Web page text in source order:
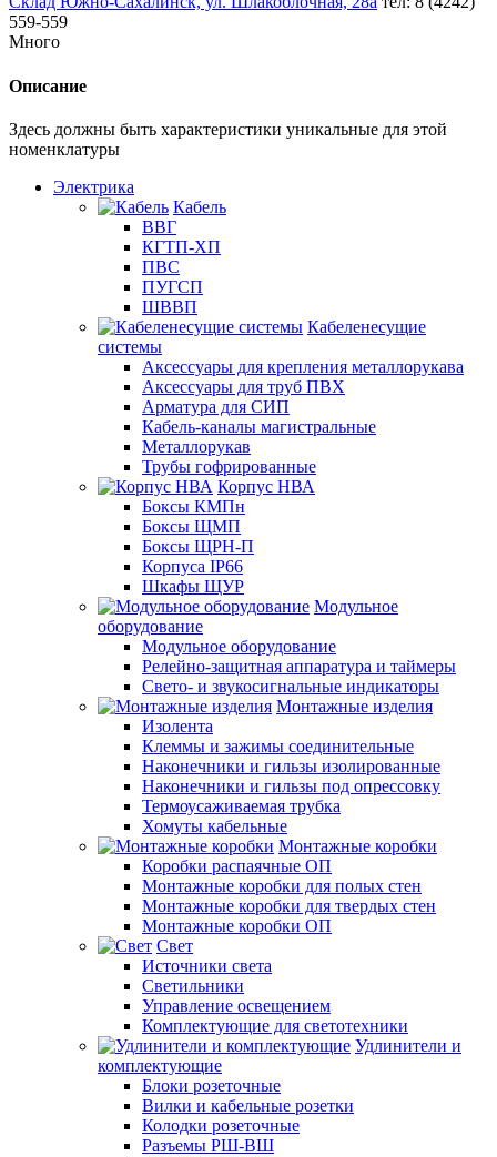
559-559
Много
Описание
Здесь должны быть характеристики уникальные для этой
номенклатуры
Электрика
Кабель
ВВГ
КГТП-ХП
ПВС
ПУГСП
ШВВП
Кабеленесущие
системы
Аксессуары для крепления металлорукава
Аксессуары для труб ПВХ
Арматура для СИП
Кабель-каналы магистральные
Металлорукав
Трубы гофрированные
Корпус НВА
Боксы КМПн
Боксы ЩМП
Боксы ЩРН-П
Корпуса IP66
Шкафы ЩУР
Модульное
оборудование
Модульное оборудование
Релейно-защитная аппаратура и таймеры
Свето- и звукосигнальные индикаторы
Монтажные изделия
Изолента
Клеммы и зажимы соединительные
Наконечники и гильзы изолированные
Наконечники и гильзы под опрессовку
Термоусаживаемая трубка
Хомуты кабельные
Монтажные коробки
Коробки распаячные ОП
Монтажные коробки для полых стен
Монтажные коробки для твердых стен
Монтажные коробки ОП
Свет
Источники света
Светильники
Управление освещением
Комплектующие для светотехники
Удлинители и
комплектующие
Блоки розеточные
Вилки и кабельные розетки
Колодки розеточные
Разъемы РШ-ВШ